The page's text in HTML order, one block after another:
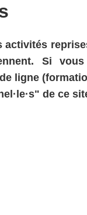
activités
Si vous
ligne
de ce